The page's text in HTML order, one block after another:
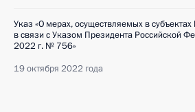
Указ «О мерах, осуществляемых в
в связи с Указом Президента Российской
2022 г. № 756»
19 октября 2022 года